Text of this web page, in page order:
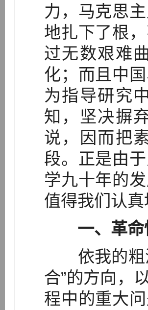
力，马克思
地扎下了根
过无数艰难
化；而且中
为指导研究
知，坚决摒
说，因而把
段。正是由
学九十年的
值得我们认
一、革
依我的粗浅
合”的方向，
程中的重大